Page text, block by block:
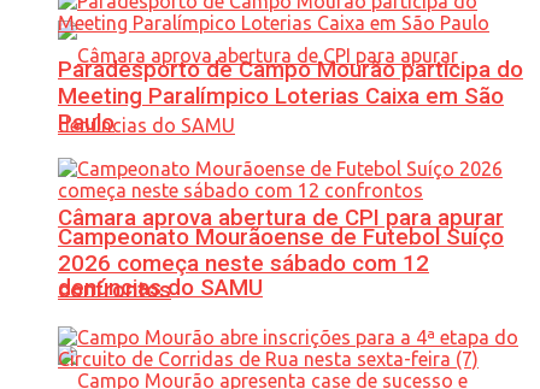
Câmara aprova abertura de CPI para apurar
denúncias do SAMU
Paradesporto de Campo Mourão participa do
Meeting Paralímpico Loterias Caixa em São
Paulo
Campeonato Mourãoense de Futebol Suíço
2026 começa neste sábado com 12
confrontos